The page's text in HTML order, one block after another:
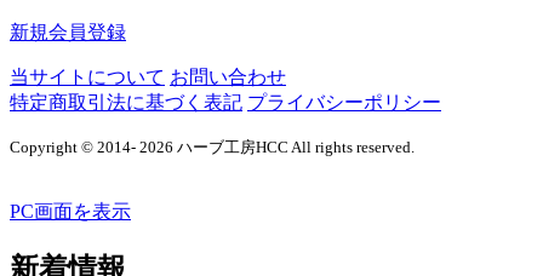
新規会員登録
当サイトについて お問い合わせ
特定商取引法に基づく表記 プライバシーポリシー
Copyright © 2014- 2026 ハーブ工房HCC All rights reserved.
PC画面を表示
新着情報